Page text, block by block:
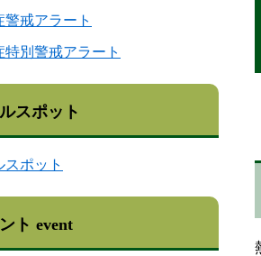
警戒アラート
特別警戒アラート
スポット
スポット
ト event